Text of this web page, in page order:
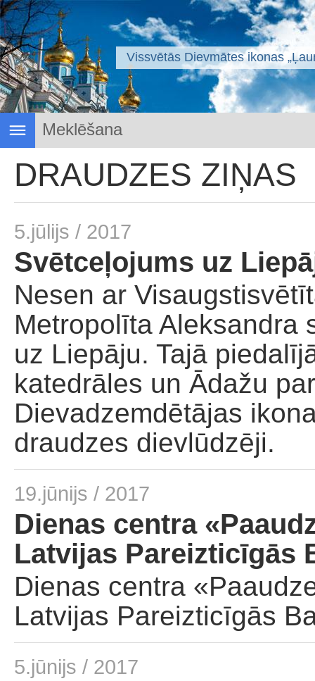
Vissvētās Dievmātes ikonas
Draudzes ziņas
Svētais svētmoceklis Rīgas Jānis
Svētvietas
Sakramenti
Dievkalpojumu saraksts
Žurmnāls "Labais vārds"
Svētdienas skola
Palīdzība dievnamam
DRAUDZES ZIŅAS
5.jūlijs / 2017
Svētceļojums uz
Nesen ar
Metropolīta Aleksandra
uz Liepāju. Tajā
katedrāles un Ādažu
Dievadzemdētājas
draudzes dievlūdzēji.
19.jūnijs / 2017
Dienas centra
Latvijas Pareizticīgās
Dienas centra
Latvijas Pareizticīgās
5.jūnijs / 2017